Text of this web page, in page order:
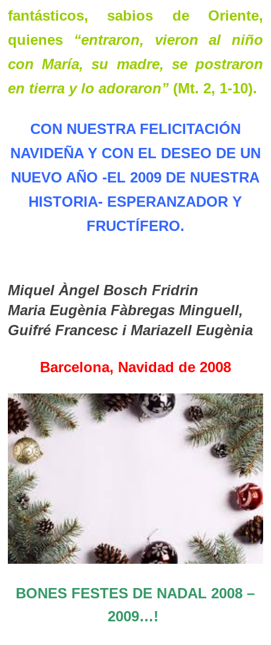
fantásticos, sabios de Oriente,
quienes “entraron, vieron al niño
con María, su madre, se postraron
en tierra y lo adoraron”(Mt. 2, 1-10).
CON NUESTRA FELICITACIÓN
NAVIDEÑA Y CON EL DESEO DE UN
NUEVO AÑO -EL 2009 DE NUESTRA
HISTORIA- ESPERANZADOR Y
FRUCTÍFERO.
Miquel Àngel Bosch Fridrin
Maria Eugènia Fàbregas Minguell,
Guifré Francesc i Mariazell Eugènia
Barcelona, Navidad de 2008
BONES FESTES DE NADAL 2008 –
2009…!